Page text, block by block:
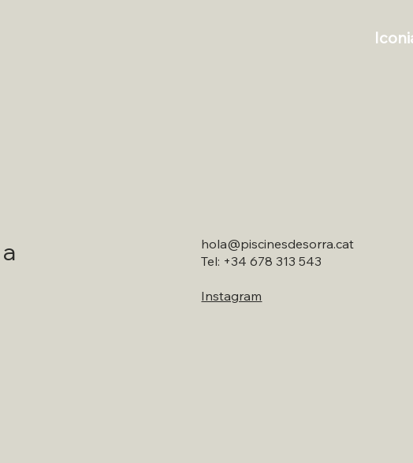
hola@piscinesdesorra.cat
Tel: +34 678 313 543
Instagram